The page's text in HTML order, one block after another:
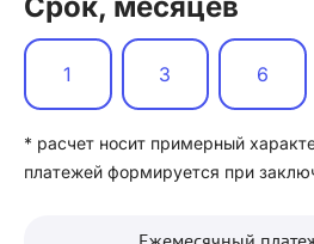
1 3 6
* расчет носит примерный
платежей формируется при